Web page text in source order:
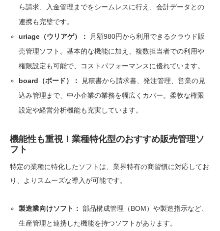
ら請求、入金管理までをシームレスに行え、会計データとの
連携も完璧です。
uriage（ウリアゲ）：
月額980円から利用できるクラウド販
売管理ソフト。基本的な機能に加え、複数担当者での利用や
権限設定も可能で、コストパフォーマンスに優れています。
board（ボード）：
見積書から請求書、発注管理、営業の見
込み管理まで、中小企業の業務を幅広くカバー。柔軟な権限
設定や経営分析機能も充実しています。
機能性も重視！業種特化型のおすすめ販売管理ソ
フト
特定の業種に特化したソフトは、業界特有の商習慣に対応してお
り、よりスムーズな導入が可能です。
製造業向けソフト： 部品構成管理（BOM）や製造指示など、
生産管理と連携した機能を持つソフトがあります。